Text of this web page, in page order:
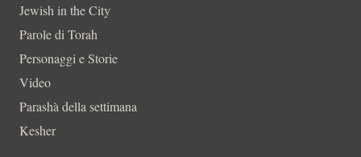
Jewish in the City
Parole di Torah
Personaggi e Storie
Video
Parashà della settimana
Kesher